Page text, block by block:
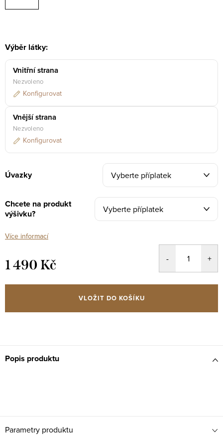
Výběr látky:
Vnitřní strana
Nezvoleno
Konfigurovat
Vnější strana
Nezvoleno
Konfigurovat
Úvazky
Chcete na produkt
výšivku?
Více informací
1 490 Kč
cena:
VLOŽIT DO KOŠÍKU
Popis produktu
Parametry produktu